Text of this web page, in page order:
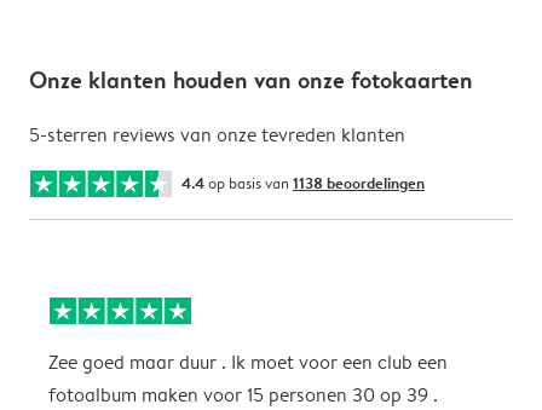
Onze klanten houden van onze fotokaarten
5-sterren reviews van onze tevreden klanten
4.4op basis van 1138 beoordelingen
Zee goed maar duur . Ik moet voor een club een
fotoalbum maken voor 15 personen 30 op 39 .